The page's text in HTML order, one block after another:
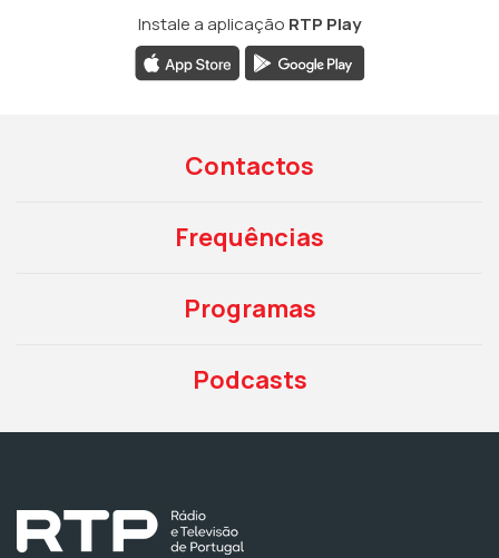
Instale a aplicação RTP Play
Contactos
Frequências
Programas
Podcasts